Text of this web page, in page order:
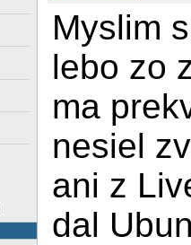
Myslim
lebo zo
ma
nesiel
ani z
dal